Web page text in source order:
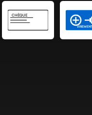
CHÈQUE
VIREMENT